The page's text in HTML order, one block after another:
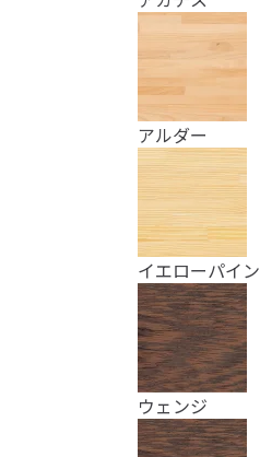
アルダー
イエローパイン
ウェンジ